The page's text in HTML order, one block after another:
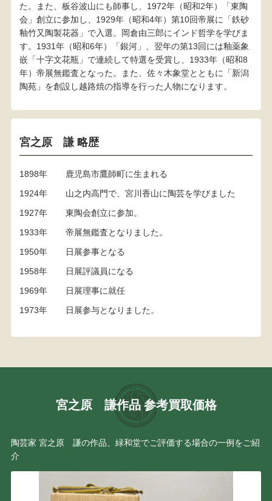
た。また、板谷波山にも師事し、1972年（昭和2年）「東陶
会」創立に参加し、1929年（昭和4年）第10回帝展に「鉄砂
釉竹又陶製花器」で入選。岡倉由三郎にインド哲学を学びま
す。1931年（昭和6年）「銀河」、翌年の第13回には釉薬象
嵌「十字文花瓶」で連続して特選を受賞し、1933年（昭和8
年）帝展無鑑査となった。また、佐々木象堂とともに「新潟
陶苑」を創設し越路焼の指導を行った人物になります。
宮之原 謙 略歴
1898年
鹿児島市鷹師町に生まれる
1924年
山之内高門で、宮川香山に陶芸を学びました
1927年
東陶会創立に参加。
1933年
帝展無鑑査となりました。
1950年
日展参事となる
1958年
日展評議員になる
1969年
日展理事に就任
1973年
日展参与となりました。
宮之原 謙作品 参考買取価格
陶芸家 宮之原 謙の作品、緑和堂でご評価する場合の一例をご紹
介